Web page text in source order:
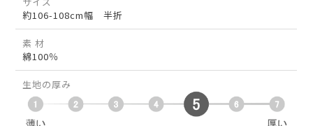
約106-108cm幅 半折
素 材
綿100％
生地の厚み